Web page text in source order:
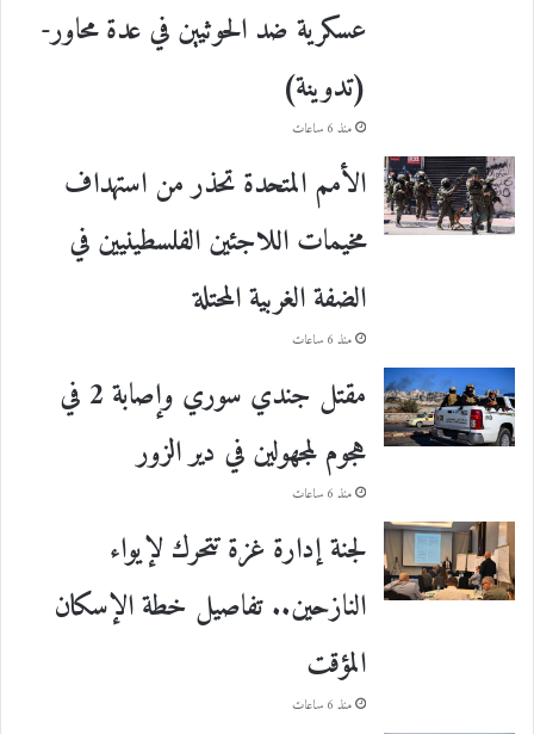
عسكرية ضد الحوثيين في عدة محاور-
(تدوينة)
منذ 6 ساعات
الأمم المتحدة تحذر من استهداف
مخيمات اللاجئين الفلسطينيين في
الضفة الغربية المحتلة
منذ 6 ساعات
مقتل جندي سوري وإصابة 2 في
هجوم لمجهولين في دير الزور
منذ 6 ساعات
لجنة إدارة غزة تتحرك لإيواء
النازحين.. تفاصيل خطة الإسكان
المؤقت
منذ 6 ساعات